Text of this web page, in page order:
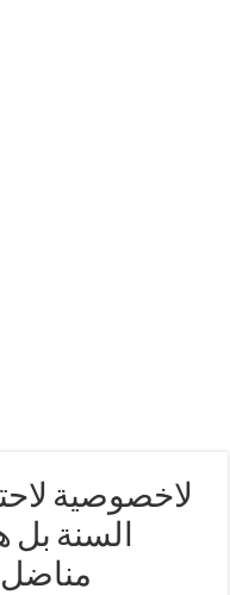
السنة بل